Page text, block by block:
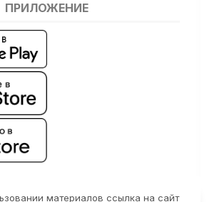
ПРИЛОЖЕНИЕ
материалов ссылка на сайт